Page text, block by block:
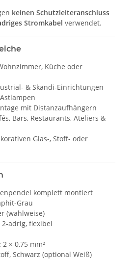
keinen Schutzleiteranschluss
Stromkabel verwendet.
Küche oder
& Skandi-Einrichtungen
mit Distanzaufhängern
Bars, Restaurants, Ateliers &
Glas-, Stoff- oder
komplett montiert
Grau
(wahlweise)
adrig, flexibel
2 × 0,75 mm²
Schwarz (optional Weiß)